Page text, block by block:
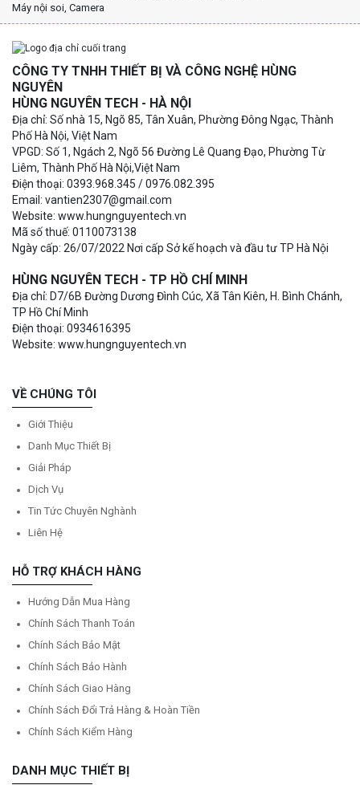
Máy nội soi, Camera
CÔNG TY TNHH THIẾT BỊ VÀ CÔNG NGHỆ HÙNG
NGUYÊN
HÙNG NGUYÊN TECH - HÀ NỘI
Địa chỉ: Số nhà 15, Ngõ 85, Tân Xuân, Phường Đông Ngạc, Thành
Phố Hà Nội, Việt Nam
VPGD: Số 1, Ngách 2, Ngõ 56 Đường Lê Quang Đạo, Phường Từ
Liêm, Thành Phố Hà Nội,Việt Nam
Điện thoại: 0393.968.345 / 0976.082.395
Email: vantien2307@gmail.com
Website: www.hungnguyentech.vn
Mã số thuế: 0110073138
Ngày cấp: 26/07/2022 Nơi cấp Sở kế hoạch và đầu tư TP Hà Nội
HÙNG NGUYÊN TECH - TP HỒ CHÍ MINH
Địa chỉ: D7/6B Đường Dương Đình Cúc, Xã Tân Kiên, H. Bình Chánh,
TP Hồ Chí Minh
Điện thoại: 0934616395
Website: www.hungnguyentech.vn
VỀ CHÚNG TÔI
Giới Thiệu
Danh Mục Thiết Bị
Giải Pháp
Dịch Vụ
Tin Tức Chuyên Nghành
Liên Hệ
HỖ TRỢ KHÁCH HÀNG
Hướng Dẫn Mua Hàng
Chính Sách Thanh Toán
Chính Sách Bảo Mật
Chính Sách Bảo Hành
Chính Sách Giao Hàng
Chính Sách Đổi Trả Hàng & Hoàn Tiền
Chính Sách Kiểm Hàng
DANH MỤC THIẾT BỊ